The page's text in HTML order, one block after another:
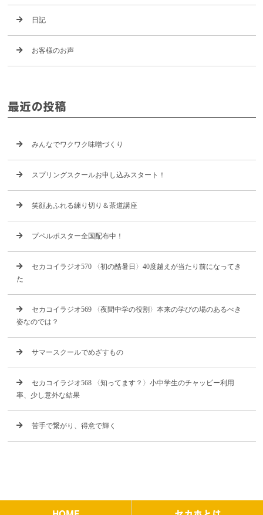
日記
お客様のお声
最近の投稿
みんなでワクワク味噌づくり
スプリングスクールお申し込みスタート！
笑顔あふれる練り切り＆茶道講座
プペルポスター全国配布中！
セカコイラジオ570 〈初の酷暑日〉40度越えが当たり前になってき
た
セカコイラジオ569 〈夜間中学の役割〉本来の学びの場のあるべき
姿なのでは？
サマースクールでめざすもの
セカコイラジオ568 〈知ってます？〉小中学生のチャッピー利用
率、少し意外な結果
苦手で繋がり、得意で輝く